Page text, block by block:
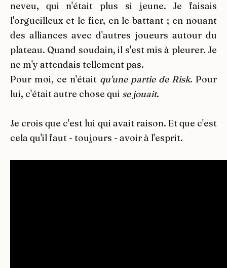
neveu, qui n'était plus si jeune. Je faisais
l'orgueilleux et le fier, en le battant ; en nouant
des alliances avec d'autres joueurs autour du
plateau. Quand soudain, il s'est mis à pleurer. Je
ne m'y attendais tellement pas.
Pour moi, ce n'était qu'une partie de Risk. Pour
lui, c'était autre chose qui se jouait.
Je crois que c'est lui qui avait raison. Et que c'est
cela qu'il faut - toujours - avoir à l'esprit.